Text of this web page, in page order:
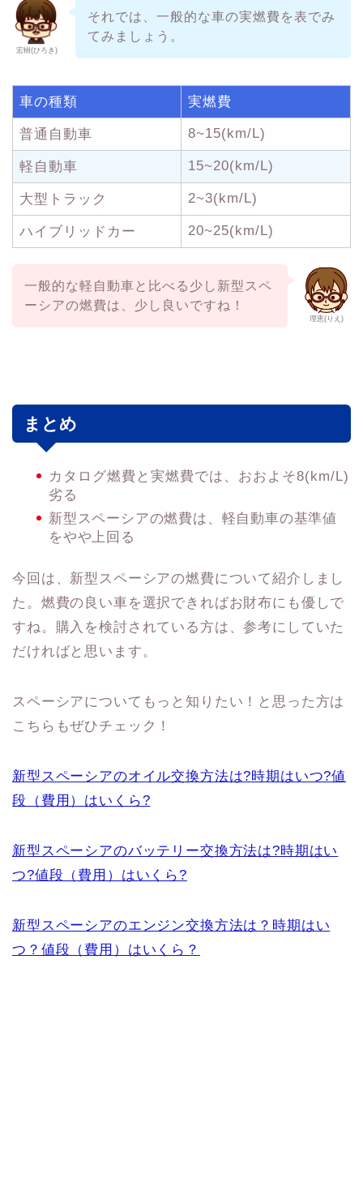
宏樹(ひろき)
それでは、一般的な車の実燃費を表でみ
てみましょう。
車の種類 実燃費
普通自動車 8~15(km/L)
軽自動車 15~20(km/L)
大型トラック 2~3(km/L)
ハイブリッドカー 20~25(km/L)
理恵(りえ)
一般的な軽自動車と比べる少し新型スペ
ーシアの燃費は、少し良いですね！
まとめ
カタログ燃費と実燃費では、おおよそ8(km/L)
劣る
新型スペーシアの燃費は、軽自動車の基準値
をやや上回る
今回は、新型スペーシアの燃費について紹介しまし
た。燃費の良い車を選択できればお財布にも優しで
すね。購入を検討されている方は、参考にしていた
だければと思います。
スペーシアについてもっと知りたい！と思った方は
こちらもぜひチェック！
新型スペーシアのオイル交換方法は?時期はいつ?値
段（費用）はいくら?
新型スペーシアのバッテリー交換方法は?時期はい
つ?値段（費用）はいくら?
新型スペーシアのエンジン交換方法は？時期はい
つ？値段（費用）はいくら？